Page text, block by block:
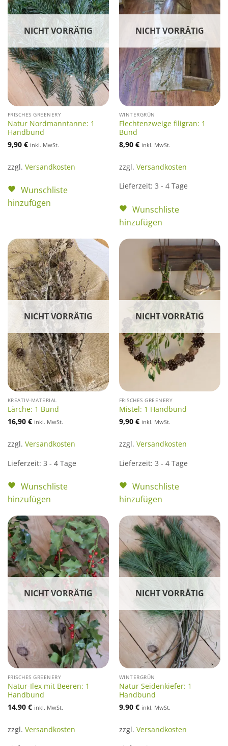
NICHT VORRÄTIG
FRISCHES GREENERY
Natur Nordmanntanne: 1
Handbund
9,90 € inkl. MwSt.
zzgl. Versandkosten
Wunschliste
hinzufügen
NICHT VORRÄTIG
WINTERGRÜN
Flechtenzweige filigran: 1
Bund
8,90 € inkl. MwSt.
zzgl. Versandkosten
Lieferzeit: 3 - 4 Tage
Wunschliste
hinzufügen
NICHT VORRÄTIG
KREATIV-MATERIAL
Lärche: 1 Bund
16,90 € inkl. MwSt.
zzgl. Versandkosten
Lieferzeit: 3 - 4 Tage
Wunschliste
hinzufügen
NICHT VORRÄTIG
FRISCHES GREENERY
Mistel: 1 Handbund
9,90 € inkl. MwSt.
zzgl. Versandkosten
Lieferzeit: 3 - 4 Tage
Wunschliste
hinzufügen
NICHT VORRÄTIG
FRISCHES GREENERY
Natur-Ilex mit Beeren: 1
Handbund
14,90 € inkl. MwSt.
zzgl. Versandkosten
NICHT VORRÄTIG
WINTERGRÜN
Natur Seidenkiefer: 1
Handbund
9,90 € inkl. MwSt.
zzgl. Versandkosten